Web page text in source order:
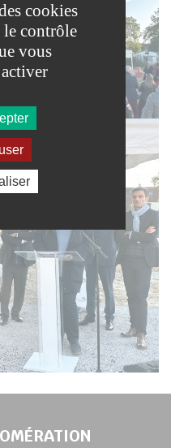
cookies
le contrôle
vous